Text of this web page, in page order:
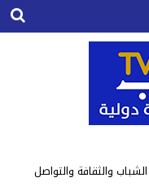
والثقافة والتواصل